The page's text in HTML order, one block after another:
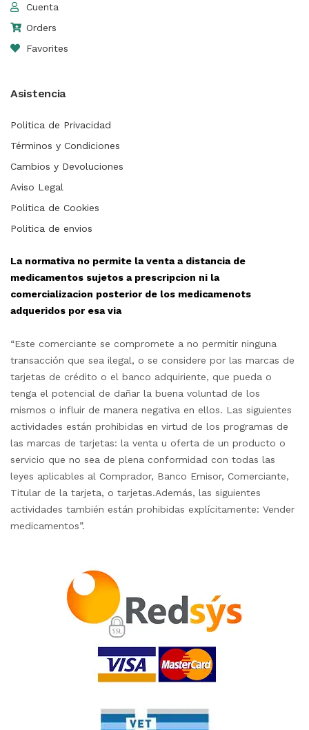
Cuenta
Orders
Favorites
Asistencia
Politica de Privacidad
Términos y Condiciones
Cambios y Devoluciones
Aviso Legal
Politica de Cookies
Politica de envios
La normativa no permite la venta a distancia de
medicamentos sujetos a prescripcion ni la
comercializacion posterior de los medicamenots
adqueridos por esa via
“Este comerciante se compromete a no permitir ninguna
transacción que sea ilegal, o se considere por las marcas de
tarjetas de crédito o el banco adquiriente, que pueda o
tenga el potencial de dañar la buena voluntad de los
mismos o influir de manera negativa en ellos. Las siguientes
actividades están prohibidas en virtud de los programas de
las marcas de tarjetas: la venta u oferta de un producto o
servicio que no sea de plena conformidad con todas las
leyes aplicables al Comprador, Banco Emisor, Comerciante,
Titular de la tarjeta, o tarjetas.Además, las siguientes
actividades también están prohibidas explícitamente: Vender
medicamentos”.